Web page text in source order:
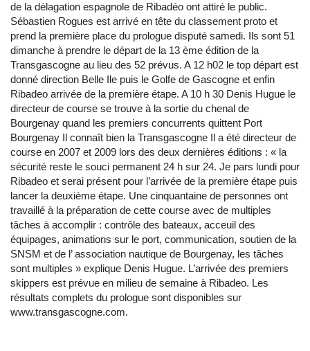
de la délagation espagnole de Ribadéo ont attiré le public.
Sébastien Rogues est arrivé en tête du classement proto et
prend la première place du prologue disputé samedi. Ils sont 51
dimanche à prendre le départ de la 13 ème édition de la
Transgascogne au lieu des 52 prévus. A 12 h02 le top départ est
donné direction Belle Ile puis le Golfe de Gascogne et enfin
Ribadeo arrivée de la première étape. A 10 h 30 Denis Hugue le
directeur de course se trouve à la sortie du chenal de
Bourgenay quand les premiers concurrents quittent Port
Bourgenay Il connaît bien la Transgascogne Il a été directeur de
course en 2007 et 2009 lors des deux dernières éditions : « la
sécurité reste le souci permanent 24 h sur 24. Je pars lundi pour
Ribadeo et serai présent pour l’arrivée de la première étape puis
lancer la deuxième étape. Une cinquantaine de personnes ont
travaillé à la préparation de cette course avec de multiples
tâches à accomplir : contrôle des bateaux, acceuil des
équipages, animations sur le port, communication, soutien de la
SNSM et de l’ association nautique de Bourgenay, les tâches
sont multiples » explique Denis Hugue. L’arrivée des premiers
skippers est prévue en milieu de semaine à Ribadeo. Les
résultats complets du prologue sont disponibles sur
www.transgascogne.com.